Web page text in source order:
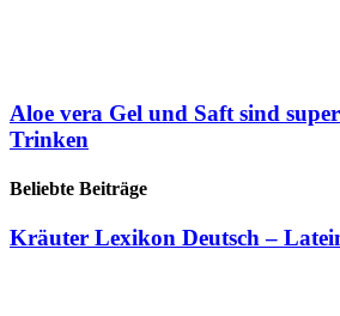
Aloe vera Gel und Saft sind
Trinken
Beliebte Beiträge
Kräuter Lexikon Deutsch –